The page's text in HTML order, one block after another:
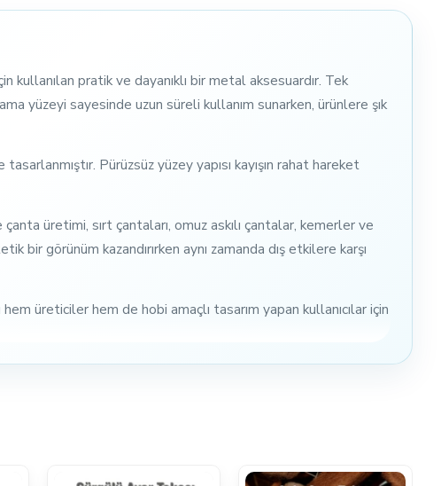
kullanılan pratik ve dayanıklı bir metal aksesuardır. Tek
yüzeyi sayesinde uzun süreli kullanım sunarken, ürünlere şık
Pürüzsüz yüzey yapısı kayışın rahat hareket
üretimi, sırt çantaları, omuz askılı çantalar, kemerler ve
görünüm kazandırırken aynı zamanda dış etkilere karşı
üreticiler hem de hobi amaçlı tasarım yapan kullanıcılar için